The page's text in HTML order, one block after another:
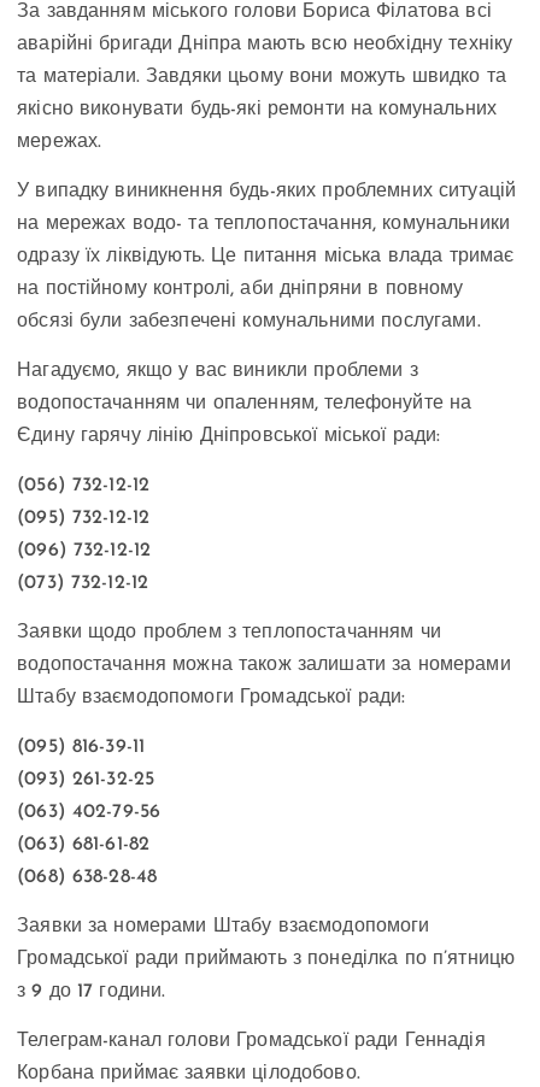
За завданням міського голови Бориса Філатова всі
аварійні бригади Дніпра мають всю необхідну техніку
та матеріали. Завдяки цьому вони можуть швидко та
якісно виконувати будь-які ремонти на комунальних
мережах.
У випадку виникнення будь-яких проблемних ситуацій
на мережах водо- та теплопостачання, комунальники
одразу їх ліквідують. Це питання міська влада тримає
на постійному контролі, аби дніпряни в повному
обсязі були забезпечені комунальними послугами.
Нагадуємо, якщо у вас виникли проблеми з
водопостачанням чи опаленням, телефонуйте на
Єдину гарячу лінію Дніпровської міської ради:
(056) 732-12-12
(095) 732-12-12
(096) 732-12-12
(073) 732-12-12
Заявки щодо проблем з теплопостачанням чи
водопостачання можна також залишати за номерами
Штабу взаємодопомоги Громадської ради:
(095) 816-39-11
(093) 261-32-25
(063) 402-79-56
(063) 681-61-82
(068) 638-28-48
Заявки за номерами Штабу взаємодопомоги
Громадської ради приймають з понеділка по п’ятницю
з 9 до 17 години.
Телеграм-канал голови Громадської ради Геннадія
Корбана приймає заявки цілодобово.